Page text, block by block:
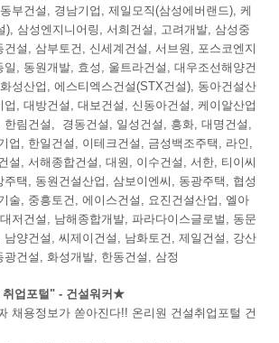
부건설, 경남기업, 제일모직(삼성에버랜드), 케
), 삼성엔지니어링, 서희건설, 고려개발, 삼성중
설, 삼부토건, 신세계건설, 서브원, 포스코엔지
, 동원개발, 효성, 울트라건설, 대우조선해양건
성산업, 에스티엑스건설(STX건설), 동아건설산
, 대방건설, 대보건설, 신동아건설, 케이알산업
한림건설, 경동건설, 일성건설, 흥화, 대명건설,
업, 한일건설, 이테크건설, 금성백조주택, 라인,
설, 서해종합건설, 대원, 이수건설, 서한, 티이씨
주택, 동원건설산업, 삼보이엔씨, 동광주택, 협성
술, 중흥토건, 에이스건설, 요진건설산업, 엘아
저건설, 남해종합개발, 파라다이스글로벌, 동문
남양건설, 씨제이건설, 남화토건, 제일건설, 강산
건설, 화성개발, 한동건설, 삼정
업포털" - 건설워커★
채용정보가 쏟아진다!! 온리원 건설취업포털 건